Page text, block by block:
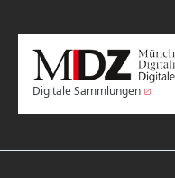
Digitale Sammlungen